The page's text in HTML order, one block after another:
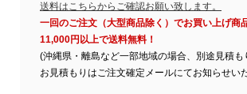
送料はこちらからご確認お願い致します。
一回のご注文（大型商品除く）でお買い上げ商
11,000円以上で送料無料！
(沖縄県・離島など一部地域の場合、別途見積も
お見積もりはご注文確定メールにてお知らせい